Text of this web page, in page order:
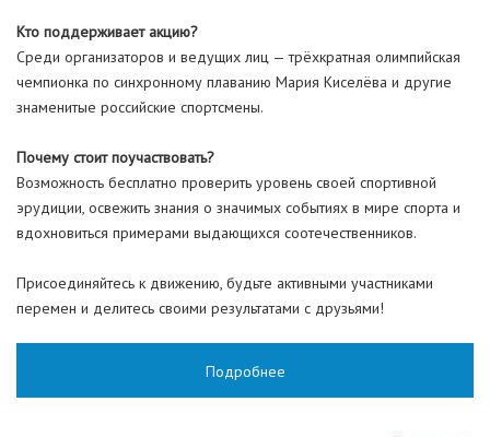
Кто поддерживает акцию?
Среди организаторов и ведущих лиц — трёхкратная олимпийская
чемпионка по синхронному плаванию Мария Киселёва и другие
знаменитые российские спортсмены.
Почему стоит поучаствовать?
Возможность бесплатно проверить уровень своей спортивной
эрудиции, освежить знания о значимых событиях в мире спорта и
вдохновиться примерами выдающихся соотечественников.
Присоединяйтесь к движению, будьте активными участниками
перемен и делитесь своими результатами с друзьями!
Подробнее